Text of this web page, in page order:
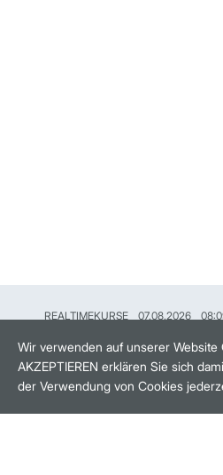
BANKEINSTELLUNGEN
REALTIMEKURSE 07.08.2026
Wir verwenden auf unserer
AKZEPTIEREN erklären Sie sich
der Verwendung von Cookies